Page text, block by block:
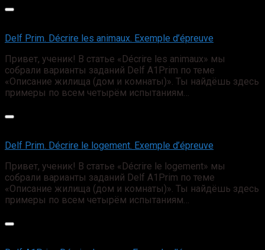
Delf Prim. Décrire les animaux. Exemple d’épreuve
Привет, ученик! В статье «Décrire les animaux» мы
собрали варианты заданий Delf A1Prim по теме
«Описание жилища (дом и комнаты)». Ты найдёшь здесь
примеры по всем четырём испытаниям…
Delf Prim. Décrire le logement. Exemple d’épreuve
Привет, ученик! В статье «Décrire le logement» мы
собрали варианты заданий Delf A1Prim по теме
«Описание жилища (дом и комнаты)». Ты найдёшь здесь
примеры по всем четырём испытаниям…